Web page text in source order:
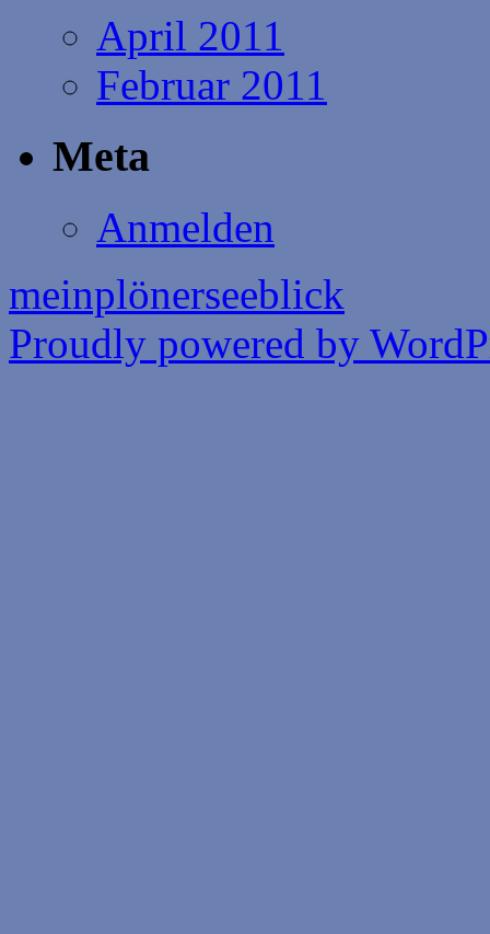
April 2011
Februar 2011
Meta
Anmelden
meinplönerseeblick
Proudly powered by